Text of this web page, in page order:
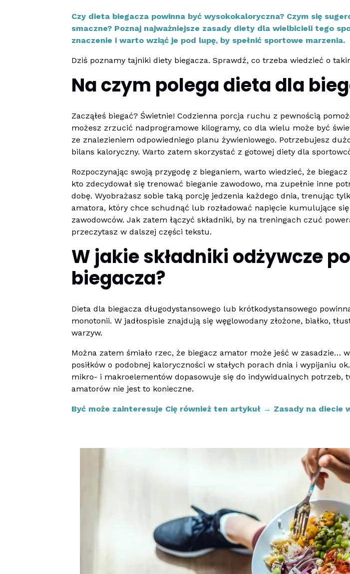
Czy dieta biegacza powinna być wysokokaloryczna? Czym się
smaczne? Poznaj najważniejsze zasady diety dla wielbicieli tego
znaczenie i warto wziąć je pod lupę, by spełnić sportowe marzenia.
Dziś poznamy tajniki diety biegacza. Sprawdź, co trzeba wiedzieć o
Na czym polega dieta dla
Zacząłeś biegać? Świetnie! Codzienna porcja ruchu z pewnością
możesz zrzucić nadprogramowe kilogramy, co dla wielu może być
ze znalezieniem odpowiedniego planu żywieniowego. Potrzebujesz
bilans kaloryczny. Warto zatem skorzystać z gotowej diety dla
Rozpoczynając swoją przygodę z bieganiem, warto wiedzieć, że
kto zdecydował się trenować bieganie zawodowo, ma zupełnie inne
dobę. Wyobrażasz sobie taką porcję jedzenia każdego dnia, trenując
amatora, który chce schudnąć lub rozładować napięcie kumulujące
zawodowców. Jak zatem łączyć składniki, by na treningach czuć
przeczytasz w dalszej części tekstu.
W jakie składniki odżywcze
biegacza?
Dieta dla biegacza długodystansowego lub krótkodystansowego
monotonii. W jadłospisie znajdują się węglowodany złożone, białko,
warzyw.
Można zatem śmiało rzec, że biegacz amator może jeść w zasadzie…
posiłków o podobnej kaloryczności w stałych porach dnia i wypijaniu
mikro- i makroelementów dopasowuje się do indywidualnych potrzeb,
amatorów nie jest to konieczne.
Być może zainteresuje Cię również ten artykuł → Zasady na diecie